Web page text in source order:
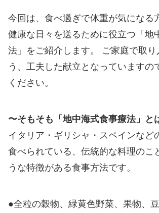
今回は、食べ過ぎで体重が気になる
健康な日々を送るために役立つ「地
法」をご紹介します。 ご家庭で取り
う、工夫した献立となっていますの
ください。
〜そもそも「地中海式食事療法」と
イタリア・ギリシャ・スペインなど
食べられている、伝統的な料理のこ
うな特徴がある食事方法です。
●全粒の穀物、緑黄色野菜、果物、